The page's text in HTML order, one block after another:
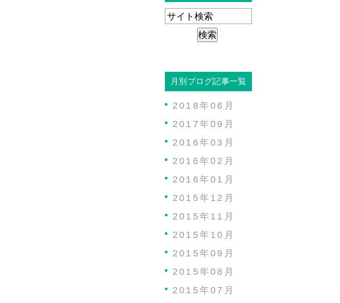
月別ブログ記事一覧
2018年06月
2017年09月
2016年03月
2016年02月
2016年01月
2015年12月
2015年11月
2015年10月
2015年09月
2015年08月
2015年07月